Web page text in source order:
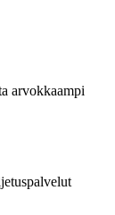
arvokkaampi